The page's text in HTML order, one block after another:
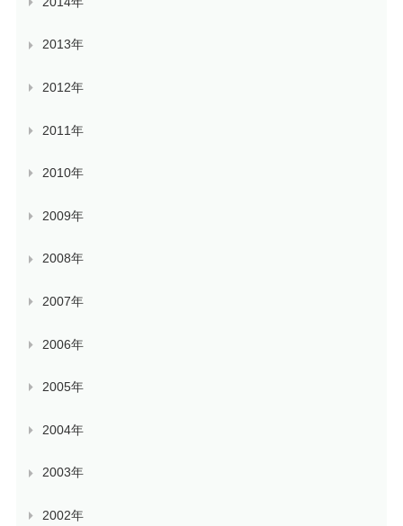
2013年
2012年
2011年
2010年
2009年
2008年
2007年
2006年
2005年
2004年
2003年
2002年